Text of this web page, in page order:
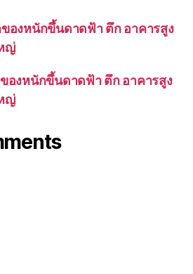
องหนักขึ้นดาดฟ้า ตึก อาคารสูง
ญ่
องหนักขึ้นดาดฟ้า ตึก อาคารสูง
ญ่